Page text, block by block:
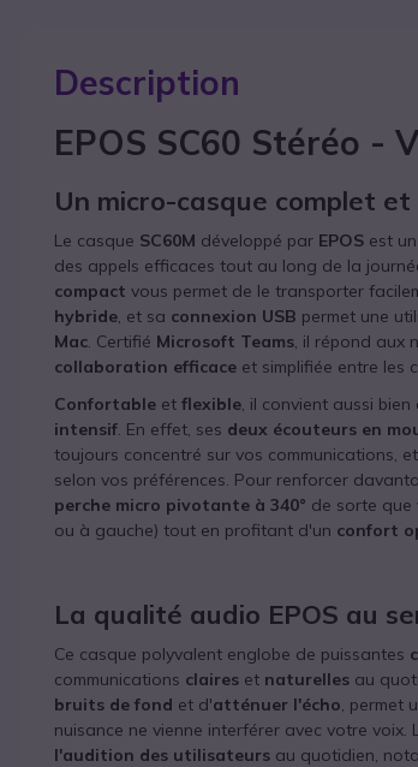
Description
EPOS SC60 Stéréo -
Un micro-casque complet
Le casque SC60M développé par EPOS est
des appels efficaces tout au long de la
compact vous permet de le transporter
hybride, et sa connexion USB permet une
Mac. Certifié Microsoft Teams, il répond aux
collaboration efficace et simplifiée entre les
Confortable et flexible, il convient aussi bien
intensif. En effet, ses deux écouteurs en
toujours concentré sur vos communications,
selon vos préférences. Pour renforcer
perche micro pivotante à 340° de sorte que
ou à gauche) tout en profitant d'un confort
La qualité audio EPOS au
Ce casque polyvalent englobe de puissantes
communications claires et naturelles au
bruits de fond et d'atténuer l'écho, permet
nuisance ne vienne interférer avec votre voix.
l'audition des utilisateurs au quotidien,